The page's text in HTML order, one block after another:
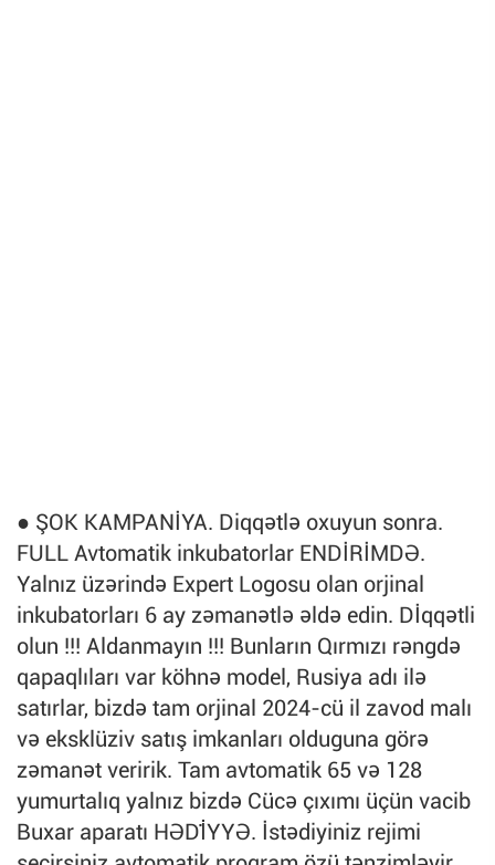
● ŞOK KAMPANİYA. Diqqətlə oxuyun sonra.
FULL Avtomatik inkubatorlar ENDİRİMDƏ.
Yalnız üzərində Expert Logosu olan orjinal
inkubatorları 6 ay zəmanətlə əldə edin. Dİqqətli
olun !!! Aldanmayın !!! Bunların Qırmızı rəngdə
qapaqlıları var köhnə model, Rusiya adı ilə
satırlar, bizdə tam orjinal 2024-cü il zavod malı
və eksklüziv satış imkanları olduguna görə
zəmanət veririk. Tam avtomatik 65 və 128
yumurtalıq yalnız bizdə Cücə çıxımı üçün vacib
Buxar aparatı HƏDİ̇YYƏ. İstədiyiniz rejimi